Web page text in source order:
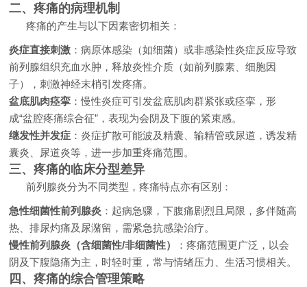
二、疼痛的病理机制
疼痛的产生与以下因素密切相关：
炎症直接刺激：病原体感染（如细菌）或非感染性炎症反应导致
前列腺组织充血水肿，释放炎性介质（如前列腺素、细胞因
子），刺激神经末梢引发疼痛。
盆底肌肉痉挛：慢性炎症可引发盆底肌肉群紧张或痉挛，形
成“盆腔疼痛综合征”，表现为会阴及下腹的紧束感。
继发性并发症：炎症扩散可能波及精囊、输精管或尿道，诱发精
囊炎、尿道炎等，进一步加重疼痛范围。
三、疼痛的临床分型差异
前列腺炎分为不同类型，疼痛特点亦有区别：
急性细菌性前列腺炎：起病急骤，下腹痛剧烈且局限，多伴随高
热、排尿灼痛及尿潴留，需紧急抗感染治疗。
慢性前列腺炎（含细菌性/非细菌性）
：疼痛范围更广泛，以会
阴及下腹隐痛为主，时轻时重，常与情绪压力、生活习惯相关。
四、疼痛的综合管理策略